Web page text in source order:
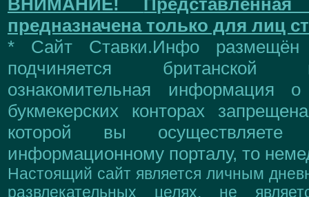
ВНИМАНИЕ!
предназначена только для лиц
* Сайт Ставки.Инфо размещён
подчиняется британской
ознакомительная информация
букмекерских конторах
которой вы
информационному порталу, то
Настоящий сайт является личным
развлекательных целях, не